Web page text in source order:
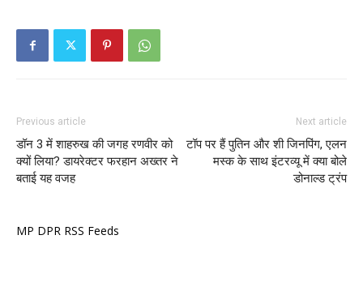
Previous article
डॉन 3 में शाहरुख की जगह रणवीर को
क्यों लिया? डायरेक्टर फरहान अख्तर ने
बताई यह वजह
Next article
टॉप पर हैं पुतिन और शी जिनपिंग, एलन
मस्क के साथ इंटरव्यू में क्या बोले
डोनाल्ड ट्रंप
MP DPR RSS Feeds